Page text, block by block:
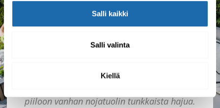
Salli kaikki
Salli valinta
Kiellä
Mitä asiakkaat sanovat
arjessa.
piiloon vanhan nojatuolin tunkkaista hajua.